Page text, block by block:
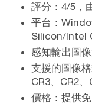
評分：4/5，
平台：
Silicon/Intel
感知輸出圖
支援的圖像
CR3、CR2、
價格：提供